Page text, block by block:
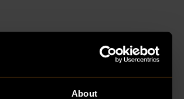
About